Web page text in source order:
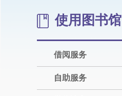
使用图书馆
借阅服务
自助服务